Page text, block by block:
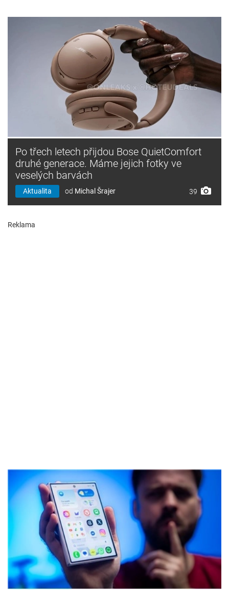
Po třech letech přijdou Bose QuietComfort
druhé generace. Máme jejich fotky ve
veselých barvách
Aktualita od Michal Šrajer 39
Reklama